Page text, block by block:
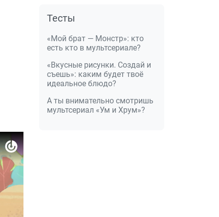
Тесты
«Мой брат — Монстр»: кто
есть кто в мультсериале?
«Вкусные рисунки. Создай и
съешь»: каким будет твоё
идеальное блюдо?
А ты внимательно смотришь
мультсериал «Ум и Хрум»?